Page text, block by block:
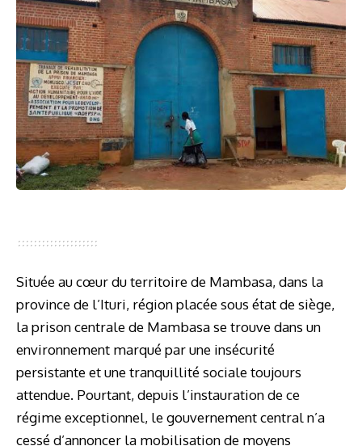
Située au cœur du territoire de Mambasa, dans la
province de l’Ituri, région placée sous état de siège,
la prison centrale de Mambasa se trouve dans un
environnement marqué par une insécurité
persistante et une tranquillité sociale toujours
attendue. Pourtant, depuis l’instauration de ce
régime exceptionnel, le gouvernement central n’a
cessé d’annoncer la mobilisation de moyens